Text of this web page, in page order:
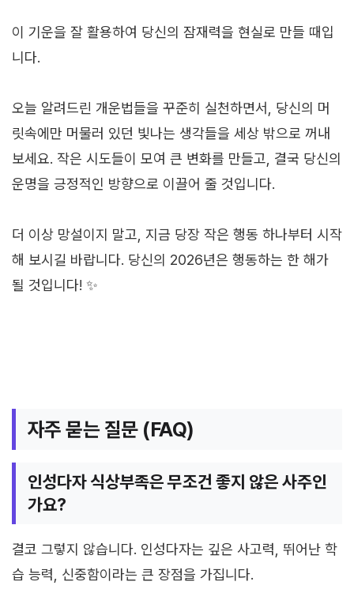
이 기운을 잘 활용하여 당신의 잠재력을 현실로 만들 때입
니다.
오늘 알려드린 개운법들을 꾸준히 실천하면서, 당신의 머
릿속에만 머물러 있던 빛나는 생각들을 세상 밖으로 꺼내
보세요. 작은 시도들이 모여 큰 변화를 만들고, 결국 당신의
운명을 긍정적인 방향으로 이끌어 줄 것입니다.
더 이상 망설이지 말고, 지금 당장 작은 행동 하나부터 시작
해 보시길 바랍니다. 당신의 2026년은 행동하는 한 해가
될 것입니다! ✨
자주 묻는 질문 (FAQ)
인성다자 식상부족은 무조건 좋지 않은 사주인
가요?
결코 그렇지 않습니다. 인성다자는 깊은 사고력, 뛰어난 학
습 능력, 신중함이라는 큰 장점을 가집니다.